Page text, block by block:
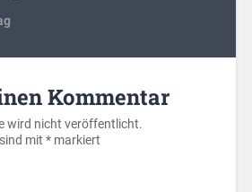
Kommentar
wird nicht veröffentlicht.
mit *markiert